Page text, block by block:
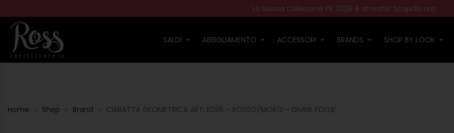
Gli ordini effettuati dal 6/08 verranno spediti a partire dal 24/08
La Nuova Collezione PE 2026 è arrivata! Scoprila ora
Spedizione gratuita per ordini superiori a 80€
Paga in tre comode rate con Scalapay!
SALDI ABBIGLIAMENTO ACCESSORI BRANDS SHOP BY LOOK
Home > Shop > Brand > CIABATTA GEOMETRICA ART. E095 – ROSSO/MORO – DIVINE FOLLIE